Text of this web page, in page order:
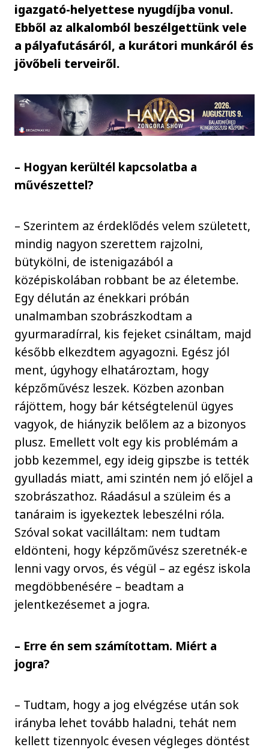
igazgató-helyettese nyugdíjba vonul.
Ebből az alkalomból beszélgettünk vele
a pályafutásáról, a kurátori munkáról és
jövőbeli terveiről.
– Hogyan kerültél kapcsolatba a
művészettel?
– Szerintem az érdeklődés velem született,
mindig nagyon szerettem rajzolni,
bütykölni, de istenigazából a
középiskolában robbant be az életembe.
Egy délután az énekkari próbán
unalmamban szobrászkodtam a
gyurmaradírral, kis fejeket csináltam, majd
később elkezdtem agyagozni. Egész jól
ment, úgyhogy elhatároztam, hogy
képzőművész leszek. Közben azonban
rájöttem, hogy bár kétségtelenül ügyes
vagyok, de hiányzik belőlem az a bizonyos
plusz. Emellett volt egy kis problémám a
jobb kezemmel, egy ideig gipszbe is tették
gyulladás miatt, ami szintén nem jó előjel a
szobrászathoz. Ráadásul a szüleim és a
tanáraim is igyekeztek lebeszélni róla.
Szóval sokat vacilláltam: nem tudtam
eldönteni, hogy képzőművész szeretnék-e
lenni vagy orvos, és végül – az egész iskola
megdöbbenésére – beadtam a
jelentkezésemet a jogra.
– Erre én sem számítottam. Miért a
jogra?
– Tudtam, hogy a jog elvégzése után sok
irányba lehet tovább haladni, tehát nem
kellett tizennyolc évesen végleges döntést